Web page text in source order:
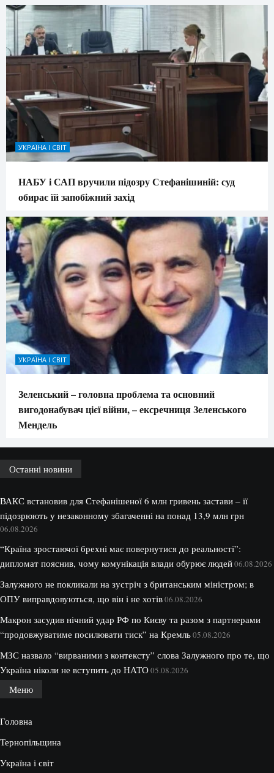
УКРАЇНА І СВІТ
НАБУ і САП вручили підозру Стефанішиній: суд
обирає їй запобіжний захід
УКРАЇНА І СВІТ
Зеленський – головна проблема та основний
вигодонабувач цієї війни, – ексречниця Зеленського
Мендель
Останні новини
ВАКС встановив для Стефанішеної 6 млн гривень застави – її
підозрюють у незаконному збагаченні на понад 13,9 млн грн
06.08.2026
“Країна зростаючої брехні має повернутися до реальності”:
дипломат пояснив, чому комунікація влади обурює людей06.08.2026
Залужного не покликали на зустріч з британським міністром; в
ОПУ виправдовуються, що він і не хотів06.08.2026
Макрон засудив нічний удар РФ по Києву та разом з партнерами
“продовжуватиме посилювати тиск” на Кремль05.08.2026
МЗС назвало “вирваними з контексту” слова Залужного про те, що
Україна ніколи не вступить до НАТО05.08.2026
Меню
Головна
Тернопільщина
Україна і світ